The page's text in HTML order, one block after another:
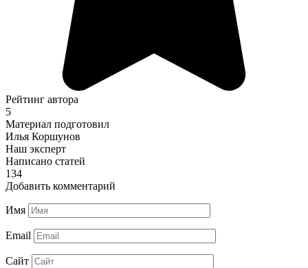
Рейтинг автора
5
Материал подготовил
Илья Коршунов
Наш эксперт
Написано статей
134
Добавить комментарий
Имя
Email
Сайт